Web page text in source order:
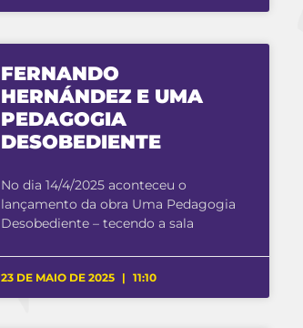
FERNANDO
HERNÁNDEZ E UMA
PEDAGOGIA
DESOBEDIENTE
No dia 14/4/2025 aconteceu o
lançamento da obra Uma Pedagogia
Desobediente – tecendo a sala
23 DE MAIO DE 2025 11:10